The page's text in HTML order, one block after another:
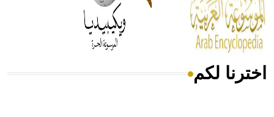
من مادة كربونات الكلسيوم، وهو أحمر أو شديد الحمرة وهو
أجود أنواعه، ويمتاز بكبر الحجم ويسمى الش
هل تعلم أن الأبسيد كلمة فرنسية اللفظ تم اعتمادها مصطلحاً
اخترنا لكم